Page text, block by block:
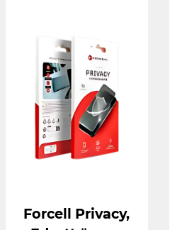
Forcell Privacy,